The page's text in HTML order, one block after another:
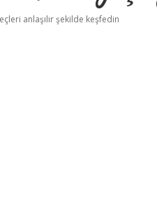
anlaşılır şekilde keşfedin